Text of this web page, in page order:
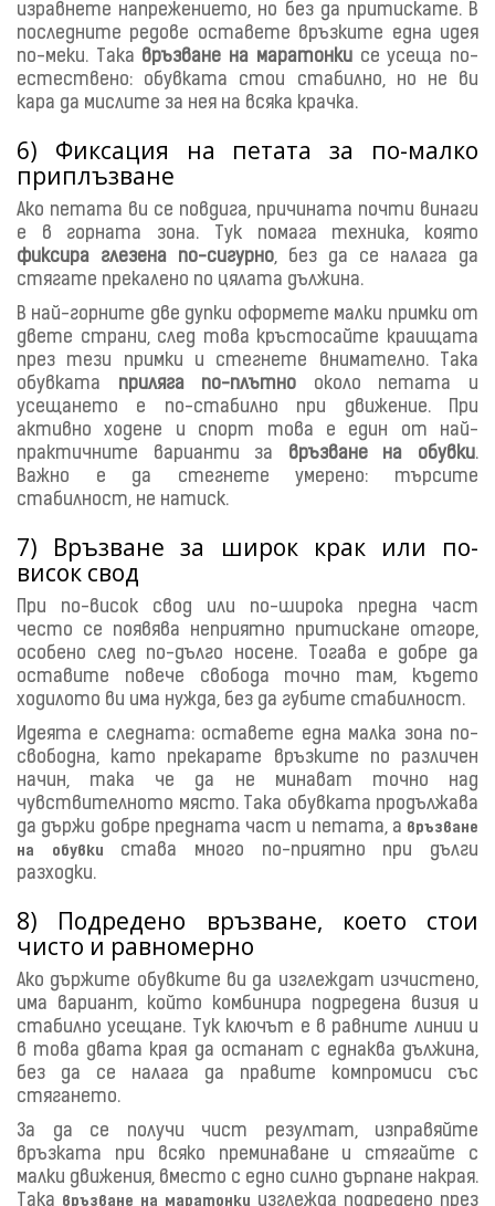
изравнете напрежението, но без да притискате. В
последните редове оставете връзките една идея
по-меки. Така връзване на маратонки
се усеща по-
естествено: обувката стои стабилно, но не ви
кара да мислите за нея на всяка крачка.
6) Фиксация на петата за по-малко
приплъзване
Ако петата ви се повдига, причината почти винаги
е в горната зона. Тук помага техника, която
фиксира глезена по-сигурно, без да се налага да
стягате прекалено по цялата дължина.
В най-горните две дупки оформете малки примки от
двете страни, след това кръстосайте краищата
през тези примки и стегнете внимателно. Така
обувката
приляга по-плътно около петата и
усещането е по-стабилно при движение. При
активно ходене и спорт това е един от най-
практичните варианти за връзване на обувки.
Важно е да стегнете умерено: търсите
стабилност, не натиск.
7) Връзване за широк крак или по-
висок свод
При по-висок свод или по-широка предна част
често се появява неприятно притискане отгоре,
особено след по-дълго носене. Тогава е добре да
оставите повече свобода точно там, където
ходилото ви има нужда, без да губите стабилност.
Идеята е следната: оставете една малка зона по-
свободна, като прекарате връзките по различен
начин, така че да не минават точно над
чувствителното място. Така обувката продължава
да държи добре предната част и петата, а връзване
на обувки става много по-приятно при дълги
разходки.
8) Подредено връзване, което стои
чисто и равномерно
Ако държите обувките ви да изглеждат изчистено,
има вариант, който комбинира подредена визия и
стабилно усещане. Тук ключът е в равните линии и
в това двата края да останат с еднаква дължина,
без да се налага да правите компромиси със
стягането.
За да се получи чист резултат, изправяйте
връзката при всяко преминаване и стягайте с
малки движения, вместо с едно силно дърпане накрая.
Така връзване на маратонки изглежда подредено през